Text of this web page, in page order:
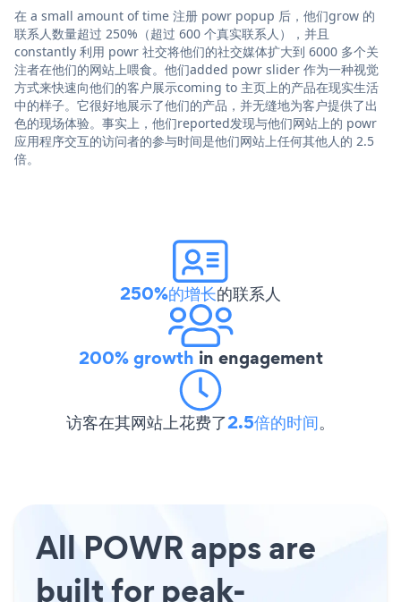
在 a small amount of time 注册 powr popup 后，他们grow 的
联系人数量超过 250%（超过 600 个真实联系人），并且
constantly 利用 powr 社交将他们的社交媒体扩大到 6000 多个关
注者在他们的网站上喂食。他们added powr slider 作为一种视觉
方式来快速向他们的客户展示coming to 主页上的产品在现实生活
中的样子。它很好地展示了他们的产品，并无缝地为客户提供了出
色的现场体验。事实上，他们reported发现与他们网站上的 powr
应用程序交互的访问者的参与时间是他们网站上任何其他人的 2.5
倍。
250%的增长的联系人
200% growth in engagement
访客在其网站上花费了2.5倍的时间。
All POWR apps are
built for peak-